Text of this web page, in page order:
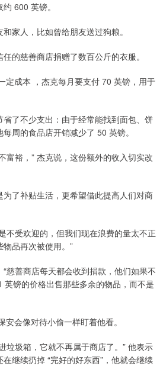
600 英镑。
家人，比如曾给朋友送过狗粮。
的慈善商店捐赠了数百公斤的衣服。
定成本 ，杰克每月要支付 70 英镑，用于
了不少支出：由于经常能找到面包、饼
周的食品店开销减少了 50 英镑。
富裕，” 杰克说，这份额外的收入切实改
了补贴生活，更希望借此提高人们对商
不受欢迎的，但我们现在浪费的量太不正
品再次被使用。”
慈善商店每天都会收到捐款，他们如果不
英镑的价格出售那些多余的物品，而不是
会像对待小偷一样盯着他看。
垃圾箱，它就不再属于商店了。” 他表示
继续扔掉 “完好的好东西”，他就会继续
-85.82 -0.61%
4632.67 -25.48 -0.55%
1119.72 +0.26 +0.02%